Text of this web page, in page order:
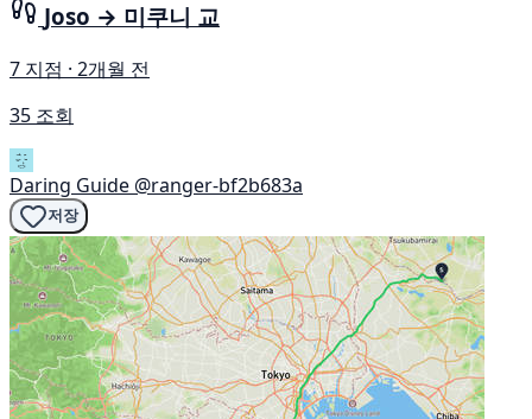
Joso → 미쿠니 교
7 지점 · 2개월 전
35 조회
Daring Guide @ranger-bf2b683a
저장